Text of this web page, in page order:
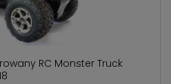
RC Monster Truck